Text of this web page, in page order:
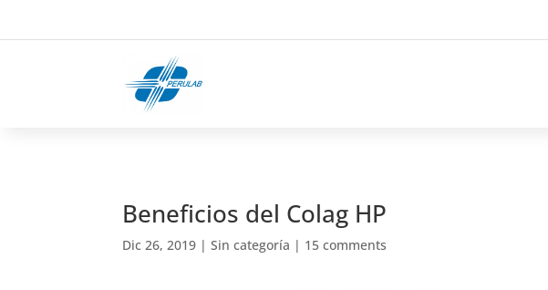
Beneficios del Colag HP
Dic 26, 2019 |Sin categoría | 15 comments